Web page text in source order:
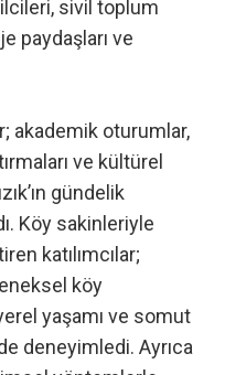
sivil toplum
paydaşları ve
akademik oturumlar,
ve kültürel
gündelik
Köy sakinleriyle
katılımcılar;
köy
yaşamı ve somut
deneyimledi. Ayrıca